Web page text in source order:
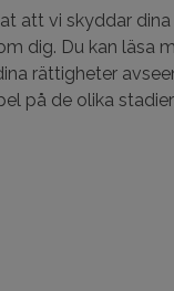
att vi skyddar
dig. Du kan läsa
rättigheter
på de olika